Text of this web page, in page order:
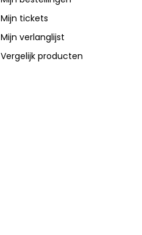
Mijn tickets
Mijn verlanglijst
Vergelijk producten